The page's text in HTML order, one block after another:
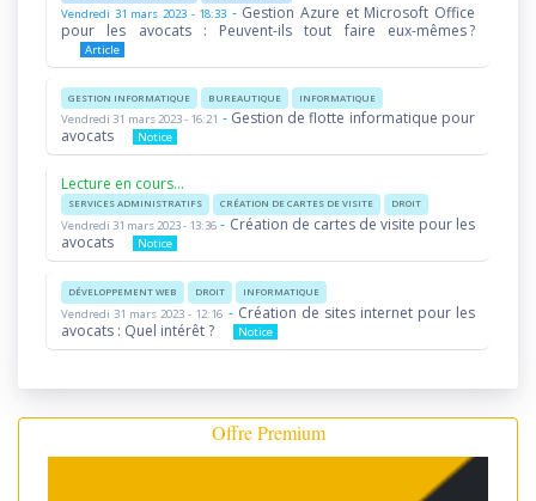
Vendredi 31 mars 2023 - 18:33 - Gestion Azure et Microsoft Office
pour les avocats : Peuvent-ils tout faire eux-mêmes ?
Article
GESTION INFORMATIQUE BUREAUTIQUE INFORMATIQUE
Vendredi 31 mars 2023 - 16:21 - Gestion de flotte informatique pour
avocats
Notice
Lecture en cours...
SERVICES ADMINISTRATIFS CRÉATION DE CARTES DE VISITE DROIT
Vendredi 31 mars 2023 - 13:36 - Création de cartes de visite pour les
avocats
Notice
DÉVELOPPEMENT WEB DROIT INFORMATIQUE
Vendredi 31 mars 2023 - 12:16 - Création de sites internet pour les
avocats : Quel intérêt ?
Notice
Offre Premium